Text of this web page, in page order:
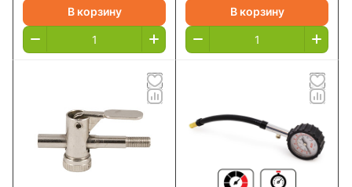
В корзину В корзину